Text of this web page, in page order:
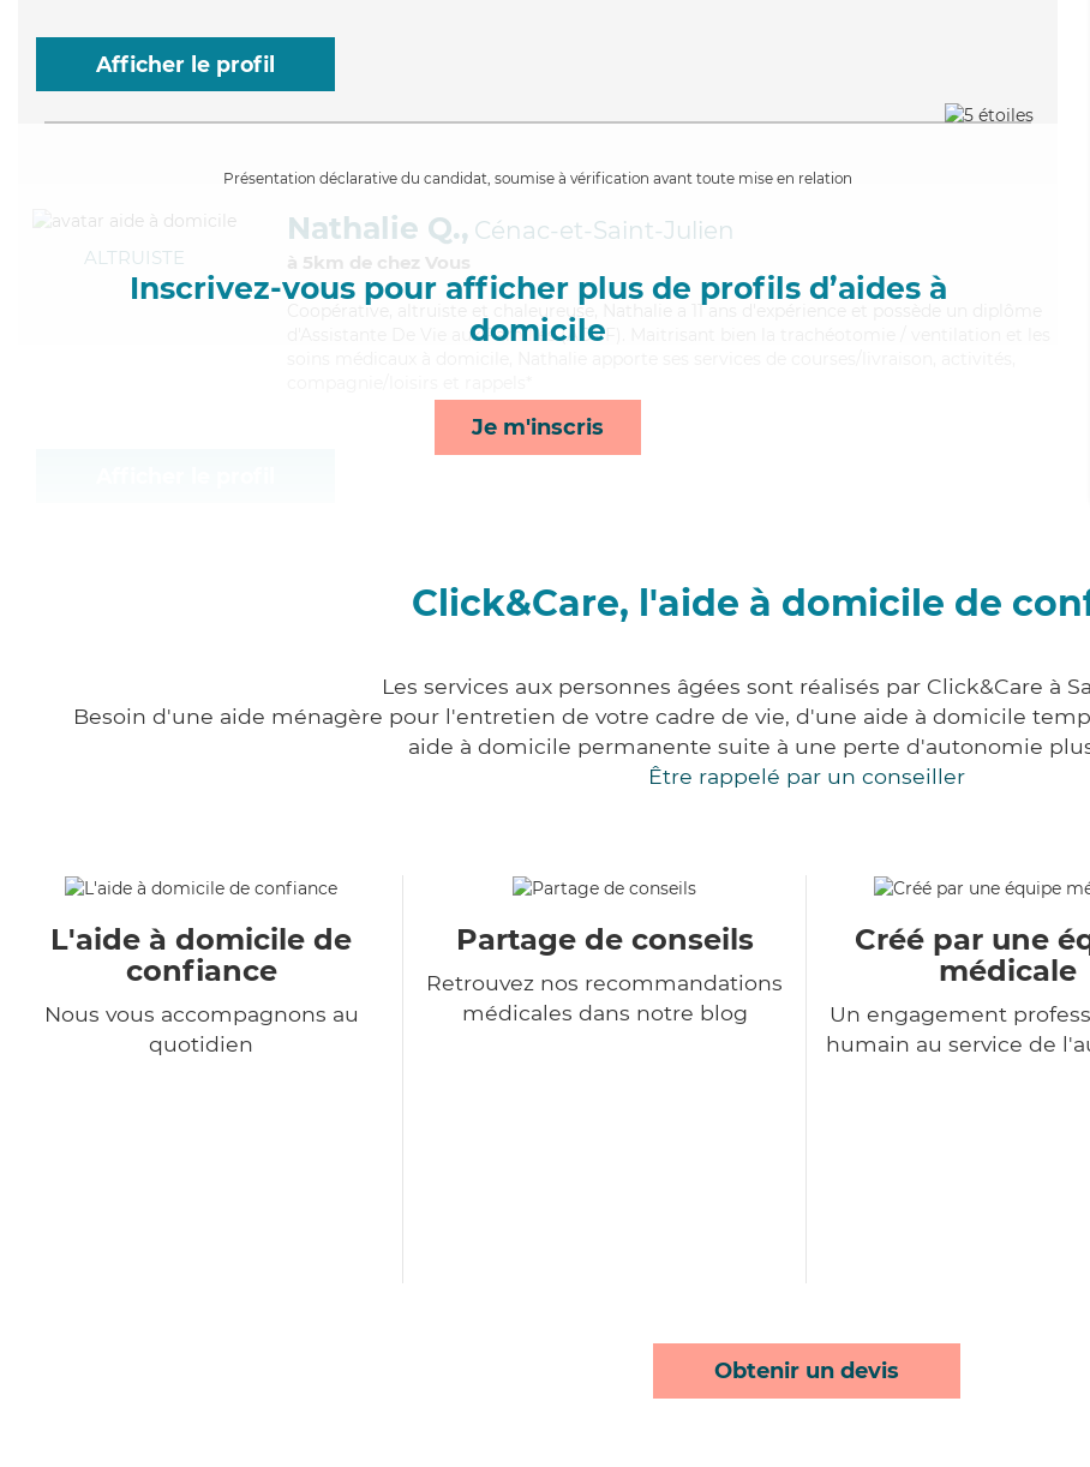
Afficher le profil
Présentation déclarative du candidat, soumise à vérification avant toute mise en relation
Inscrivez-vous pour afficher plus de profils d’aides à
domicile
Je m'inscris
ALTRUISTE
Nathalie Q., Cénac-et-Saint-Julien
à 5km de chez Vous
Coopérative
, altruiste et chaleureuse, Nathalie a 11 ans d'expérience et possède un diplôme
d'Assistante De Vie aux Familles (ADVF). Maitrisant bien la trachéotomie / ventilation et les
Click&Care, l'aide à domicile de
Les services aux personnes âgées sont réalisés par Click&Care à
Besoin d'une aide ménagère pour l'entretien de votre cadre de vie, d'une aide à domicile
aide à domicile permanente suite à une perte d'autonomie
Être rappelé par un conseiller
L'aide à domicile de
confiance
Nous vous accompagnons au
quotidien
Partage de conseils
Retrouvez nos recommandations
médicales dans notre blog
Créé par une
médicale
Un engagement
humain au service de
Obtenir un devis